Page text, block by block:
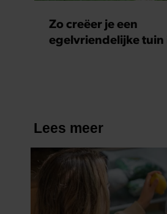
Zo creëer je een
egelvriendelijke tuin